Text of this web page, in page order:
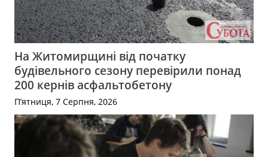
На Житомирщині від початку
будівельного сезону перевірили понад
200 кернів асфальтобетону
П’ятниця, 7 Серпня, 2026